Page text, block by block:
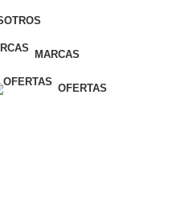
MARCAS
OFERTAS